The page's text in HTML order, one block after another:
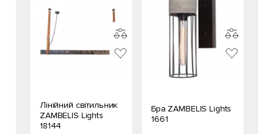
Лінійний світильник
ZAMBELIS Lights
18144
Бра ZAMBELIS Lights
1661